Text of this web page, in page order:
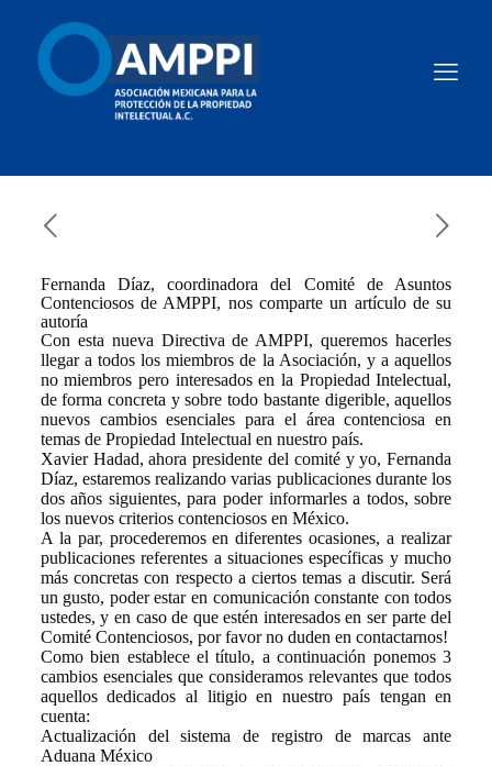
Fernanda Díaz, coordinadora del Comité de Asuntos
Contenciosos de AMPPI, nos comparte un artículo de su
autoría
Con esta nueva Directiva de AMPPI, queremos hacerles
llegar a todos los miembros de la Asociación, y a aquellos
no miembros pero interesados en la Propiedad Intelectual,
de forma concreta y sobre todo bastante digerible, aquellos
nuevos cambios esenciales para el área contenciosa en
temas de Propiedad Intelectual en nuestro país.
Xavier Hadad, ahora presidente del comité y yo, Fernanda
Díaz, estaremos realizando varias publicaciones durante los
dos años siguientes, para poder informarles a todos, sobre
los nuevos criterios contenciosos en México.
A la par, procederemos en diferentes ocasiones, a realizar
publicaciones referentes a situaciones específicas y mucho
más concretas con respecto a ciertos temas a discutir. Será
un gusto, poder estar en comunicación constante con todos
ustedes, y en caso de que estén interesados en ser parte del
Comité Contenciosos, por favor no duden en contactarnos!
Como bien establece el título, a continuación ponemos 3
cambios esenciales que consideramos relevantes que todos
aquellos dedicados al litigio en nuestro país tengan en
cuenta:
Actualización del sistema de registro de marcas ante
Aduana México